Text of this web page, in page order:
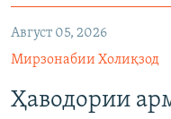
Август 05, 2026
Мирзонабии Холиқзод
Ҳаводории